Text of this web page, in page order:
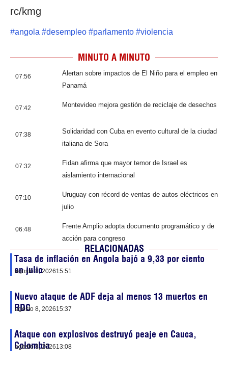
rc/kmg
#angola #desempleo #parlamento #violencia
MINUTO A MINUTO
07:56
Alertan sobre impactos de El Niño para el empleo en
Panamá
07:42 Montevideo mejora gestión de reciclaje de desechos
07:38
Solidaridad con Cuba en evento cultural de la ciudad
italiana de Sora
07:32
Fidan afirma que mayor temor de Israel es
aislamiento internacional
07:10
Uruguay con récord de ventas de autos eléctricos en
julio
06:48
Frente Amplio adopta documento programático y de
acción para congreso
RELACIONADAS
Tasa de inflación en Angola bajó a 9,33 por ciento
en julio
agosto 8, 202615:51
Nuevo ataque de ADF deja al menos 13 muertos en
RDC
agosto 8, 202615:37
Ataque con explosivos destruyó peaje en Cauca,
Colombia
agosto 8, 202613:08